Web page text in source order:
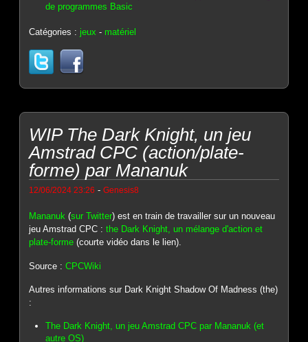
de programmes Basic
Catégories :jeux - matériel
WIP The Dark Knight, un jeu
Amstrad CPC (action/plate-
forme) par Mananuk
12/06/2024 23:26 -Genesis8
Mananuk (sur Twitter) est en train de travailler sur un nouveau
jeu Amstrad CPC :the Dark Knight, un mélange d'action et
plate-forme (courte vidéo dans le lien).
Source :CPCWiki
Autres informations sur Dark Knight Shadow Of Madness (the)
:
The Dark Knight, un jeu Amstrad CPC par Mananuk (et
autre OS)